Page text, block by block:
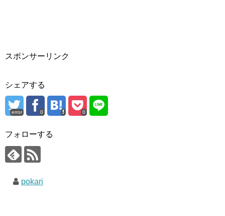
スポンサーリンク
シェアする
error 0 0
フォローする
pokari